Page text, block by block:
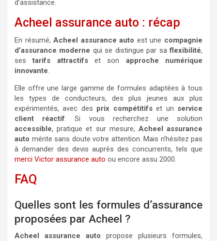
d’assistance.
Acheel assurance auto : récap
En résumé,Acheel assurance auto est une compagnie
d’assurance moderne qui se distingue par saflexibilité,
sestarifs attractifset son approche numérique
innovante.
Elle offre une large gamme de formules adaptées à tous
les types de conducteurs, des plus jeunes aux plus
expérimentés, avec des prix compétitifset un service
client réactif. Si vous recherchez une solution
accessible, pratique et sur mesure, Acheel assurance
auto mérite sans doute votre attention. Mais n’hésitez pas
à demander des devis auprès des concurrents, tels que
merci Victor assurance auto ou encore assu 2000.
FAQ
Quelles sont les formules d’assurance
proposées par Acheel ?
Acheel assurance auto propose plusieurs formules,